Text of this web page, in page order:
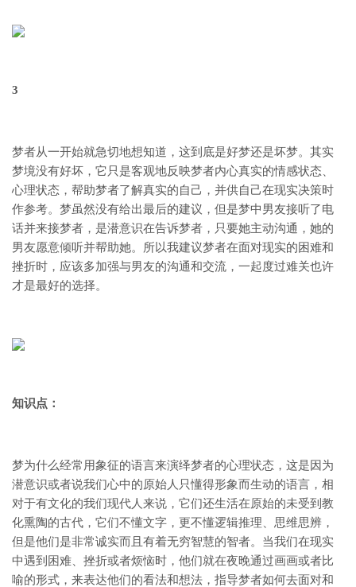
3
梦者从一开始就急切地想知道，这到底是好梦还是坏梦。其实
梦境没有好坏，它只是客观地反映梦者内心真实的情感状态、
心理状态，帮助梦者了解真实的自己，并供自己在现实决策时
作参考。梦虽然没有给出最后的建议，但是梦中男友接听了电
话并来接梦者，是潜意识在告诉梦者，只要她主动沟通，她的
男友愿意倾听并帮助她。所以我建议梦者在面对现实的困难和
挫折时，应该多加强与男友的沟通和交流，一起度过难关也许
才是最好的选择。
知识点：
梦为什么经常用象征的语言来演绎梦者的心理状态，这是因为
潜意识或者说我们心中的原始人只懂得形象而生动的语言，相
对于有文化的我们现代人来说，它们还生活在原始的未受到教
化熏陶的古代，它们不懂文字，更不懂逻辑推理、思维思辨，
但是他们是非常诚实而且有着无穷智慧的智者。当我们在现实
中遇到困难、挫折或者烦恼时，他们就在夜晚通过画画或者比
喻的形式，来表达他们的看法和想法，指导梦者如何去面对和